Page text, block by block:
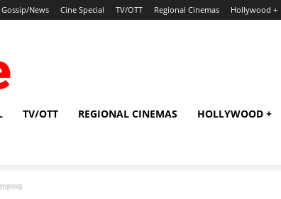
Gossip/News Cine Special TV/OTT Regional Cinemas Hollywood +
TV/OTT REGIONAL CINEMAS HOLLYWOOD +